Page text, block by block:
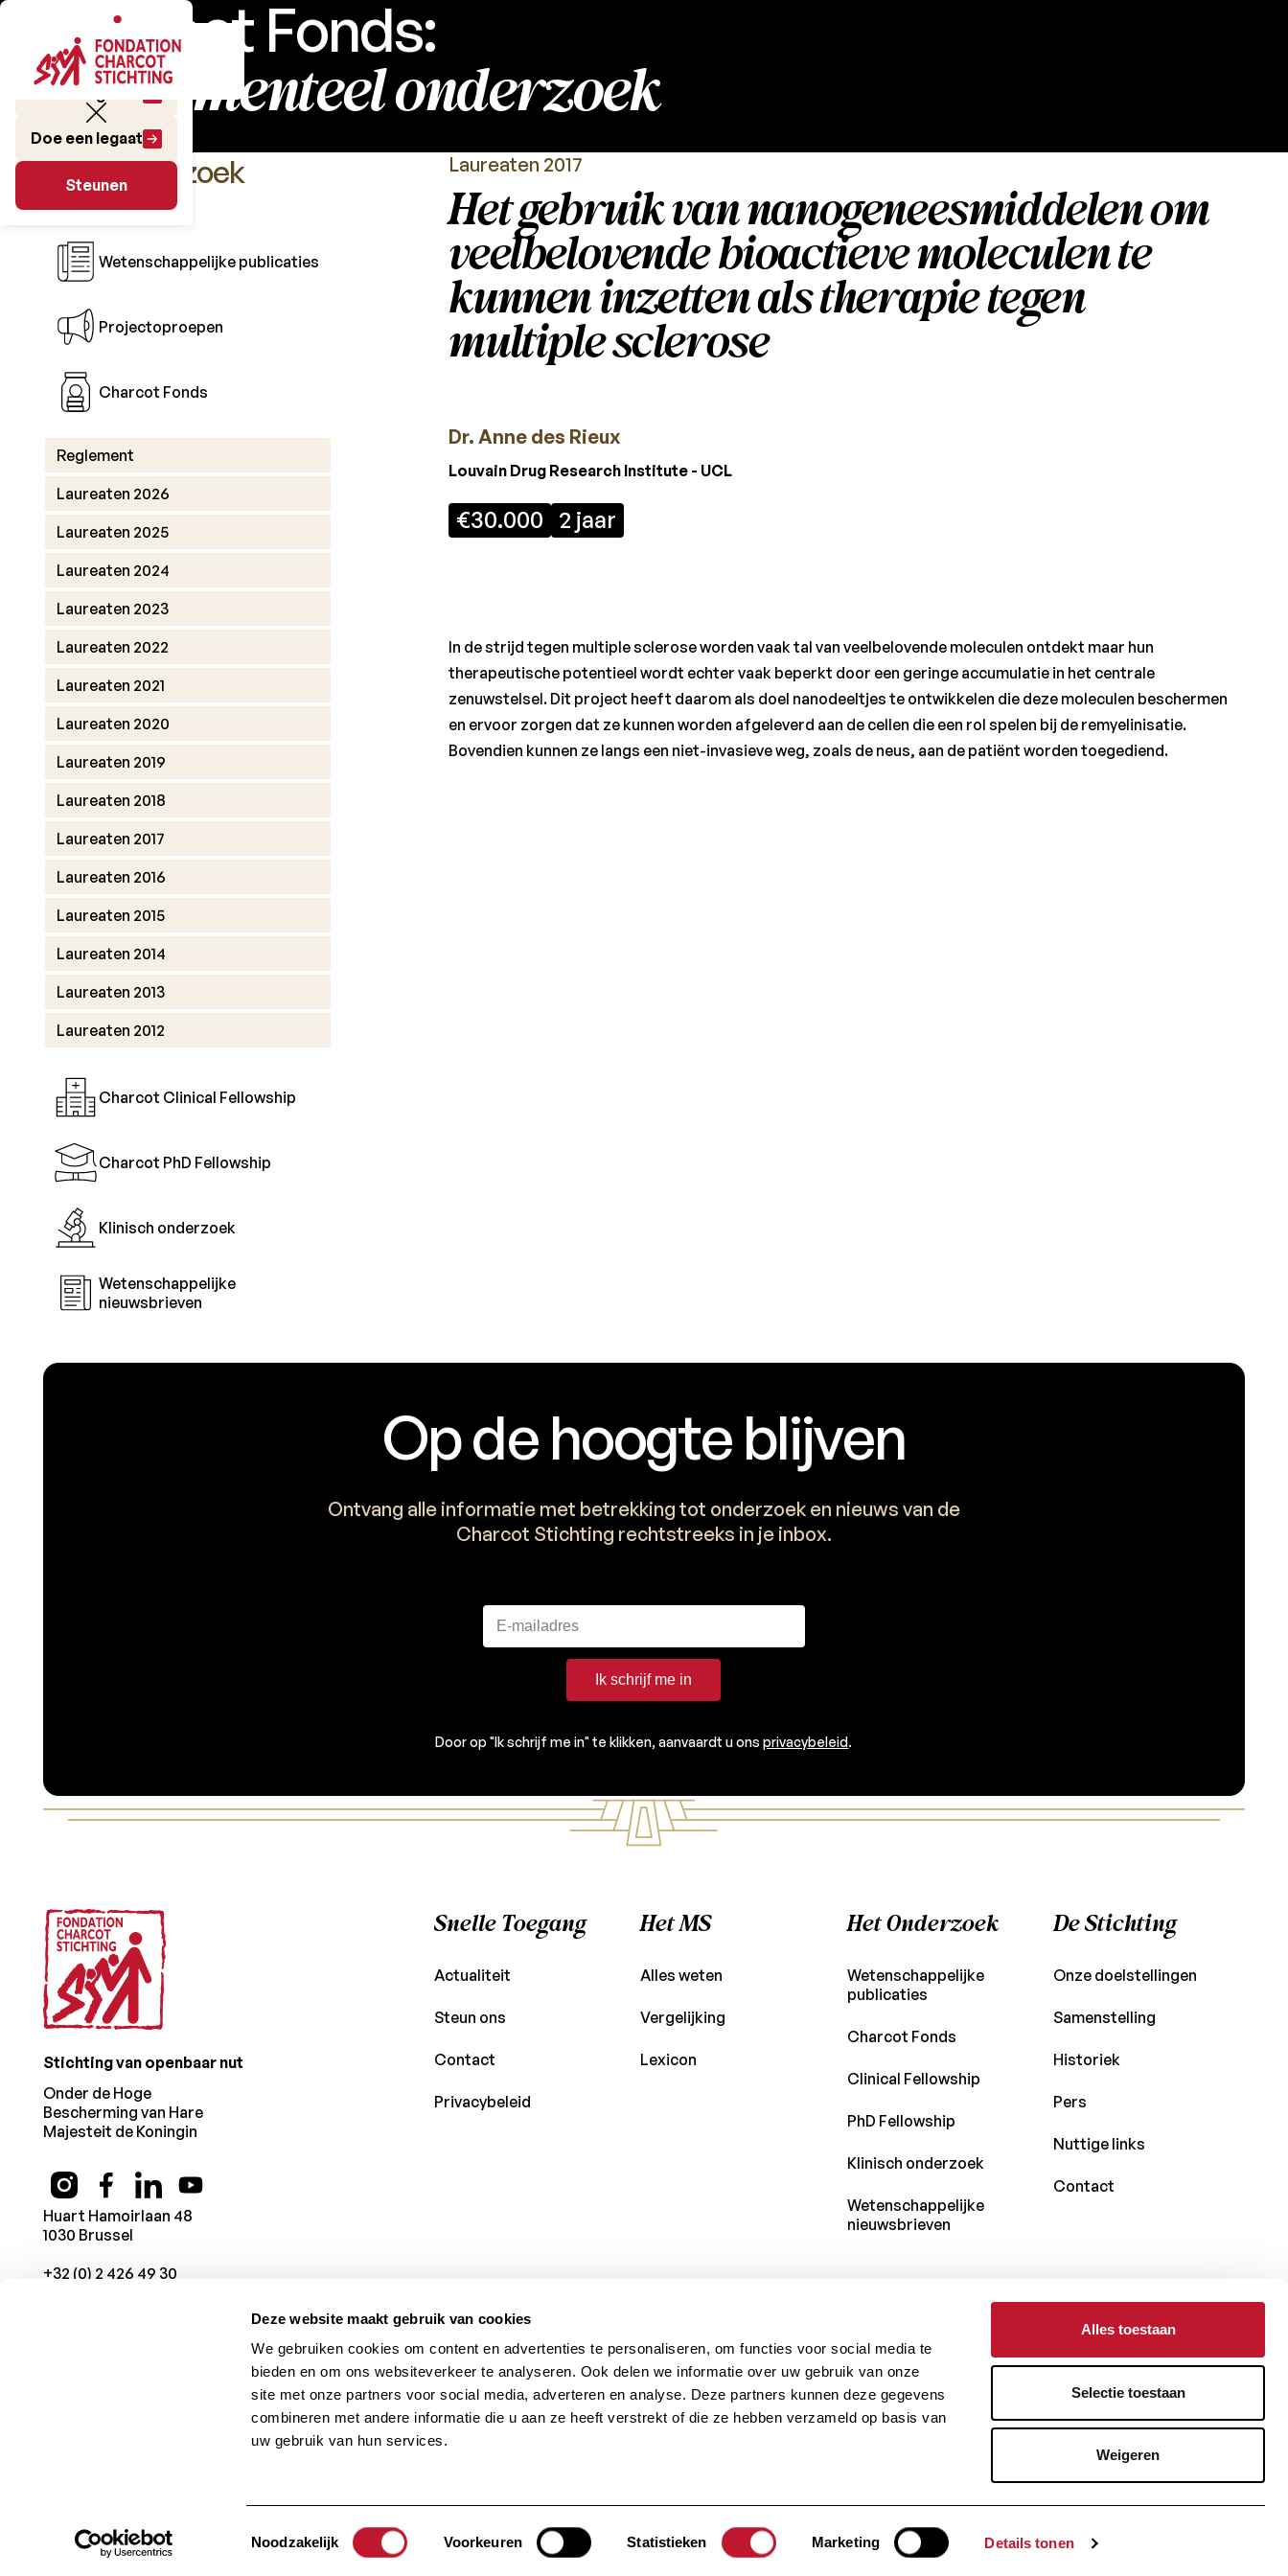
Deze website maakt gebruik van cookies
We gebruiken cookies om content en advertenties te personaliseren, om functies voor social media te
bieden en om ons websiteverkeer te analyseren. Ook delen we informatie over uw gebruik van onze
site met onze partners voor social media, adverteren en analyse. Deze partners kunnen deze gegevens
combineren met andere informatie die u aan ze heeft verstrekt of die ze hebben verzameld op basis van
uw gebruik van hun services.
Toestemmingsselectie
Noodzakelijk Voorkeuren Statistieken Marketing Details tonen
Alles toestaan
Selectie toestaan
Weigeren
Doe een legaat
Steunen
Charcot Fonds:
fundamenteel onderzoek
Het Onderzoek
Wetenschappelijke publicaties
Projectoproepen
Charcot Fonds
Reglement
Laureaten 2026
Laureaten 2025
Laureaten 2024
Laureaten 2023
Laureaten 2022
Laureaten 2021
Laureaten 2020
Laureaten 2019
Laureaten 2018
Laureaten 2017
Laureaten 2016
Laureaten 2015
Laureaten 2014
Laureaten 2013
Laureaten 2012
Charcot Clinical Fellowship
Charcot PhD Fellowship
Klinisch onderzoek
Wetenschappelijke
nieuwsbrieven
Laureaten 2017
Het gebruik van nanogeneesmiddelen om
veelbelovende bioactieve moleculen te
kunnen inzetten als therapie tegen
multiple sclerose
Dr. Anne des Rieux
Louvain Drug Research Institute - UCL
€30.000 2 jaar
In de strijd tegen multiple sclerose worden vaak tal van veelbelovende moleculen ontdekt maar hun
therapeutische potentieel wordt echter vaak beperkt door een geringe accumulatie in het centrale
zenuwstelsel. Dit project heeft daarom als doel nanodeeltjes te ontwikkelen die deze moleculen beschermen
en ervoor zorgen dat ze kunnen worden afgeleverd aan de cellen die een rol spelen bij de remyelinisatie.
Bovendien kunnen ze langs een niet-invasieve weg, zoals de neus, aan de patiënt worden toegediend.
Op de hoogte blijven
Ontvang alle informatie met betrekking tot onderzoek en nieuws van de
Charcot Stichting rechtstreeks in je inbox.
Ik schrijf me in
Door op "Ik schrijf me in" te klikken, aanvaardt u onsprivacybeleid.
Voettekst
Stichting van openbaar nut
Onder de Hoge
Bescherming van Hare
Majesteit de Koningin
Huart Hamoirlaan 48
1030 Brussel
+32 (0) 2 426 49 30
Snelle Toegang
Actualiteit
Steun ons
Contact
Privacybeleid
Het MS
Alles weten
Vergelijking
Lexicon
Het Onderzoek
Wetenschappelijke
publicaties
Charcot Fonds
Clinical Fellowship
PhD Fellowship
Klinisch onderzoek
Wetenschappelijke
nieuwsbrieven
De Stichting
Onze doelstellingen
Samenstelling
Historiek
Pers
Nuttige links
Contact